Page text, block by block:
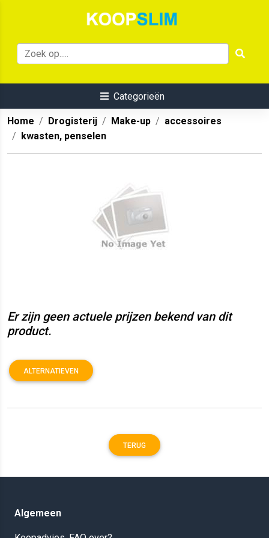
Categorieën
Home Drogisterij Make-up
accessoires
kwasten, penselen
Er zijn geen actuele prijzen bekend van dit
product.
ALTERNATIEVEN
TERUG
Algemeen